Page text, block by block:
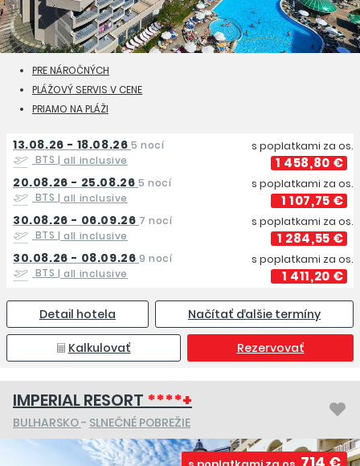
PRE NÁROČNÝCH
PLÁŽOVÝ SERVIS V CENE
PRIAMO NA PLÁŽI
13.08.26 - 18.08.26 5 nocí
BTS| all inclusive
s poplatkami za os.
1 458,80 €
20.08.26 - 25.08.26 5 nocí
BTS| all inclusive
s poplatkami za os.
1 107,75 €
30.08.26 - 06.09.26 7 nocí
BTS| all inclusive
s poplatkami za os.
1 284,55 €
30.08.26 - 08.09.26 9 nocí
BTS| all inclusive
s poplatkami za os.
1 411,20 €
Detail hotela Načítať ďalšie termíny
Kalkulovať Rezervovať
IMPERIAL RESORT ****+
BULHARSKO- SLNEČNÉ POBREŽIE